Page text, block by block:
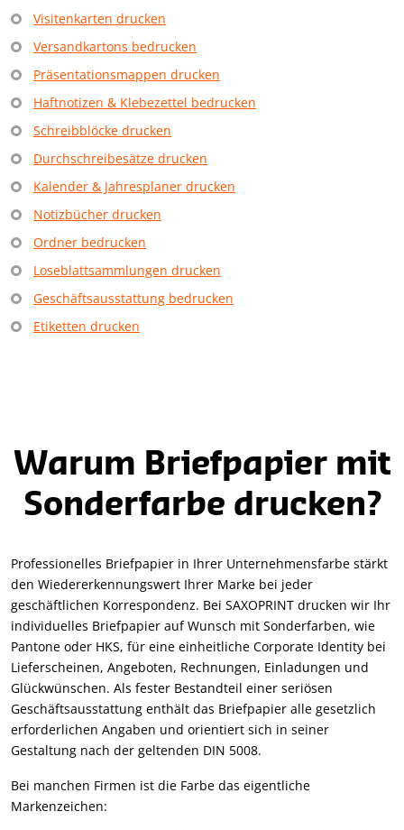
Visitenkarten drucken
Versandkartons bedrucken
Präsentationsmappen drucken
Haftnotizen & Klebezettel bedrucken
Schreibblöcke drucken
Durchschreibesätze drucken
Kalender & Jahresplaner drucken
Notizbücher drucken
Ordner bedrucken
Loseblattsammlungen drucken
Geschäftsausstattung bedrucken
Etiketten drucken
Warum Briefpapier mit
Sonderfarbe drucken?
Professionelles Briefpapier in Ihrer Unternehmensfarbe stärkt
den Wiedererkennungswert Ihrer Marke bei jeder
geschäftlichen Korrespondenz. Bei SAXOPRINT drucken wir Ihr
individuelles Briefpapier auf Wunsch mit Sonderfarben, wie
Pantone oder HKS, für eine einheitliche Corporate Identity bei
Lieferscheinen, Angeboten, Rechnungen, Einladungen und
Glückwünschen. Als fester Bestandteil einer seriösen
Geschäftsausstattung enthält das Briefpapier alle gesetzlich
erforderlichen Angaben und orientiert sich in seiner
Gestaltung nach der geltenden DIN 5008.
Bei manchen Firmen ist die Farbe das eigentliche
Markenzeichen: